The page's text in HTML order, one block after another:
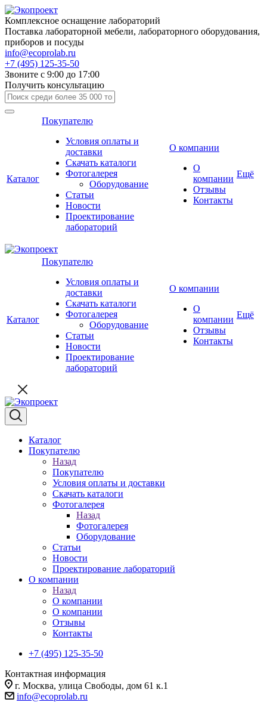
Комплексное оснащение лабораторий
Поставка лабораторной мебели, лабораторного оборудования,
приборов и посуды
info@ecoprolab.ru
+7 (495) 125-35-50
Звоните с 9:00 до 17:00
Получить консультацию
Каталог
Покупателю
Условия оплаты и
доставки
Скачать каталоги
Фотогалерея
Оборудование
Статьи
Новости
Проектирование
лабораторий
О компании
О
компании
Отзывы
Контакты
Ещё
Каталог
Покупателю
Условия оплаты и
доставки
Скачать каталоги
Фотогалерея
Оборудование
Статьи
Новости
Проектирование
лабораторий
О компании
О
компании
Отзывы
Контакты
Ещё
Каталог
Покупателю
Назад
Покупателю
Условия оплаты и доставки
Скачать каталоги
Фотогалерея
Назад
Фотогалерея
Оборудование
Статьи
Новости
Проектирование лабораторий
О компании
Назад
О компании
О компании
Отзывы
Контакты
+7 (495) 125-35-50
Контактная информация
г. Москва, улица Свободы, дом 61 к.1
info@ecoprolab.ru